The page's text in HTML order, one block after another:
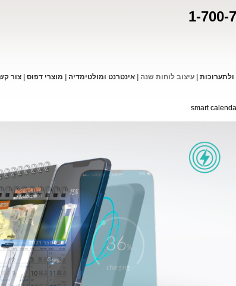
1-700-
עיצוב לוחות שנה אינטרנט ומולטימדיה מוצרי דפוס צור